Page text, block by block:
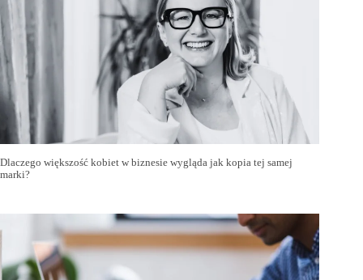
Dlaczego większość kobiet w biznesie wygląda jak kopia tej samej
marki?